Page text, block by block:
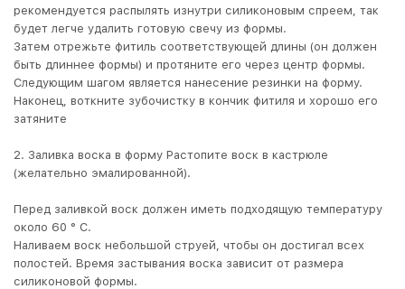
рекомендуется распылять изнутри силиконовым спреем, так
будет легче удалить готовую свечу из формы.
Затем отрежьте фитиль соответствующей длины (он должен
быть длиннее формы) и протяните его через центр формы.
Следующим шагом является нанесение резинки на форму.
Наконец, воткните зубочистку в кончик фитиля и хорошо его
затяните
2. Заливка воска в форму Растопите воск в кастрюле
(желательно эмалированной).
Перед заливкой воск должен иметь подходящую температуру
около 60 ° C.
Наливаем воск небольшой струей, чтобы он достигал всех
полостей. Время застывания воска зависит от размера
силиконовой формы.